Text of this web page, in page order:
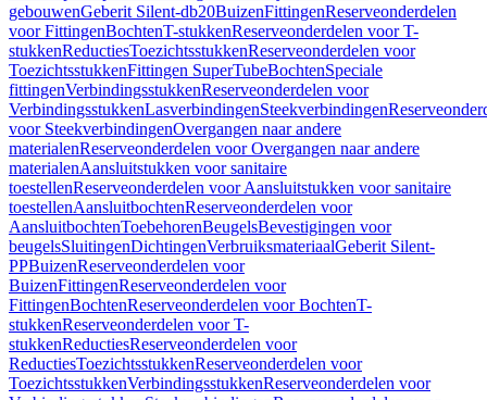
gebouwenGeberit Silent-db20BuizenFittingenReserveonderdelen
voor FittingenBochtenT-stukkenReserveonderdelen voor T-
stukkenReductiesToezichtsstukkenReserveonderdelen voor
ToezichtsstukkenFittingen SuperTubeBochtenSpeciale
fittingenVerbindingsstukkenReserveonderdelen voor
VerbindingsstukkenLasverbindingenSteekverbindingen
voor SteekverbindingenOvergangen naar andere
materialenReserveonderdelen voor Overgangen naar andere
materialenAansluitstukken voor sanitaire
toestellenReserveonderdelen voor Aansluitstukken voor sanitaire
toestellenAansluitbochtenReserveonderdelen voor
AansluitbochtenToebehorenBeugelsBevestigingen voor
beugelsSluitingenDichtingenVerbruiksmateriaalGeberit Silent-
PPBuizenReserveonderdelen voor
BuizenFittingenReserveonderdelen voor
FittingenBochtenReserveonderdelen voor BochtenT-
stukkenReserveonderdelen voor T-
stukkenReductiesReserveonderdelen voor
ReductiesToezichtsstukkenReserveonderdelen voor
ToezichtsstukkenVerbindingsstukkenReserveonderdelen voor